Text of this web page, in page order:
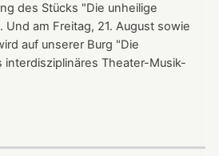
des Stücks "Die unheilige
Und am Freitag, 21. August sowie
auf unserer Burg "Die
interdisziplinäres Theater-Musik-